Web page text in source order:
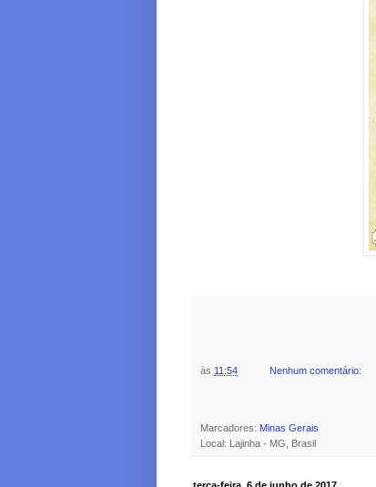
às 11:54 Nenhum comentário:
Marcadores: Minas Gerais
Local: Lajinha - MG, Brasil